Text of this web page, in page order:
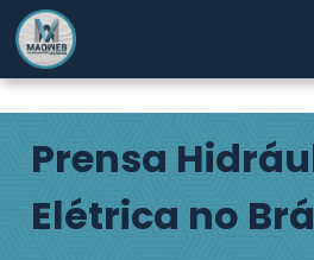
Prensa
Elétrica no